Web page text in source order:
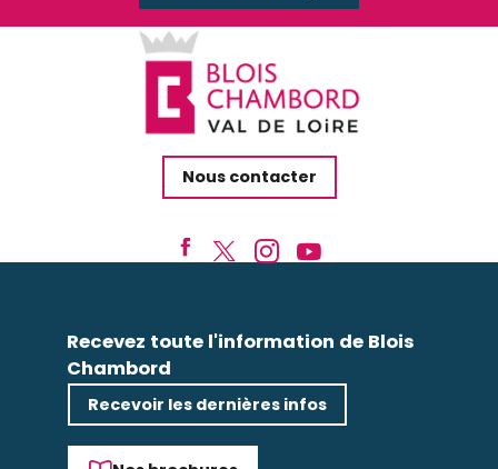
Nous contacter
Recevez toute l'information de Blois
Chambord
Recevoir les dernières infos